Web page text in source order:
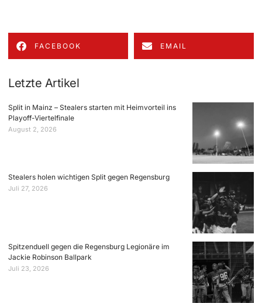
FACEBOOK EMAIL
Letzte Artikel
Split in Mainz – Stealers starten mit Heimvorteil ins
Playoff-Viertelfinale
August 2, 2026
Stealers holen wichtigen Split gegen Regensburg
Juli 27, 2026
Spitzenduell gegen die Regensburg Legionäre im
Jackie Robinson Ballpark
Juli 23, 2026